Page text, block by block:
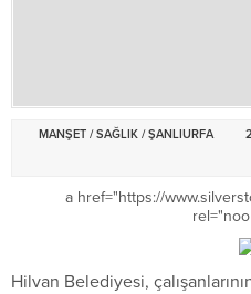
MANŞET /SAĞLIK /ŞANLIURFA
a href="https://
Hilvan Belediyesi,